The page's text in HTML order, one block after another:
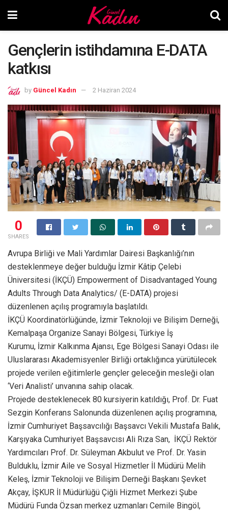
Gençlerin istihdamına E-DATA
katkısı
by Güncel Kadın 2 Haziran 2024
0
SHARES
Avrupa Birliği ve Mali Yardımlar Dairesi Başkanlığı’nın
desteklenmeye değer bulduğu İzmir Kâtip Çelebi
Üniversitesi (İKÇÜ) Empowerment of Disadvantaged Young
Adults Through Data Analytics/ (E-DATA) projesi
düzenlenen açılış programıyla başlatıldı.
İKÇÜ Koordinatörlüğünde, İzmir Teknoloji ve Bilişim Derneği,
Kemalpaşa Organize Sanayi Bölgesi, Türkiye İş
Kurumu, İzmir Kalkınma Ajansı, Ege Bölgesi Sanayi Odası ile
Uluslararası Akademisyenler Birliği ortaklığınca yürütülecek
projede verilen eğitimlerle gençler geleceğin mesleği olan
‘Veri Analisti’ unvanına sahip olacak.
Projede desteklenecek 80 kursiyerin katıldığı, Prof. Dr. Fuat
Sezgin Konferans Salonunda düzenlenen açılış programına,
İzmir Cumhuriyet Başsavcılığı Başsavcı Vekili Mustafa Balık,
Karşıyaka Cumhuriyet Başsavcısı Ali Rıza San, İKÇÜ Rektör
Yardımcıları Prof. Dr. Süleyman Akbulut ve Prof. Dr. Yasin
Bulduklu, İzmir Aile ve Sosyal Hizmetler İl Müdürü Melih
Keleş, İzmir Teknoloji ve Bilişim Derneği Başkanı Şevket
Akçay, İŞKUR İl Müdürlüğü Çiğli Hizmet Merkezi Şube
Müdürü Funda Özsan merkez uzmanları Cemile Bingöl,